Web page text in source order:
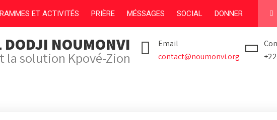
ET ACTIVITÉS PRIÈRE MÉSSAGES SOCIAL DONNER
DODJI NOUMONVI
la solution Kpové-Zion
Email
contact@noumonvi.org